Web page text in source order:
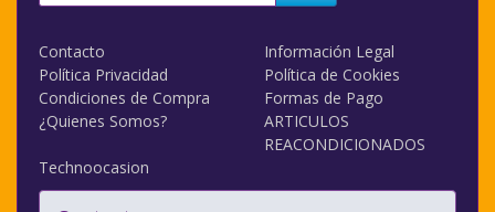
Contacto
Información Legal
Política Privacidad
Política de Cookies
Condiciones de Compra
Formas de Pago
¿Quienes Somos?
ARTICULOS
REACONDICIONADOS
Technoocasion